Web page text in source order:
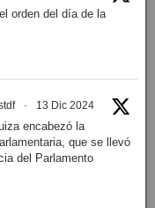
orden del día de la
· 13 Dic 2024
encabezó la
que se llevó
del Parlamento